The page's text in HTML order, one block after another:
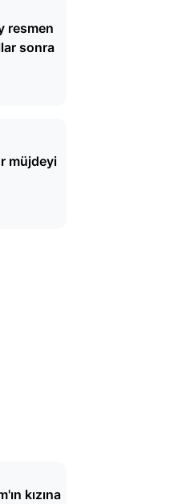
resmen
sonra
müjdeyi
kızına